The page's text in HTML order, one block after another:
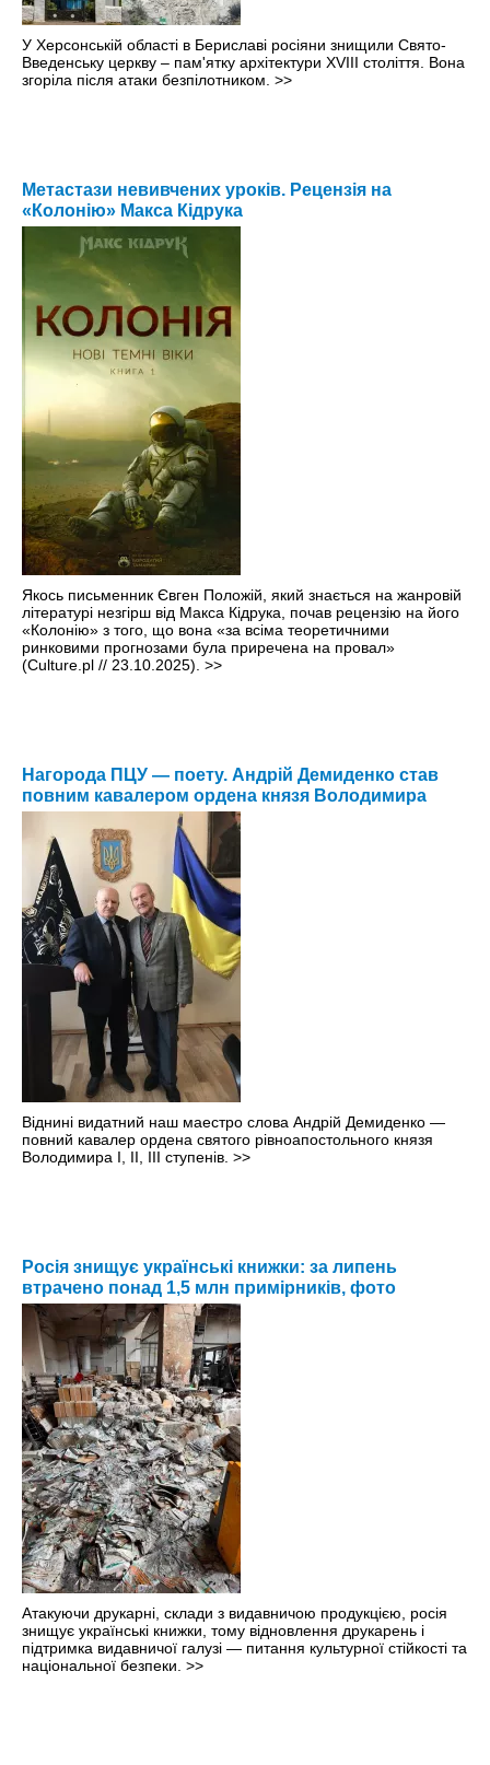
У Херсонській області в Бериславі росіяни знищили Свято-
Введенську церкву – пам'ятку архітектури XVIII століття. Вона
згоріла після атаки безпілотником. >>
Метастази невивчених уроків. Рецензія на
«Колонію» Макса Кідрука
Якось письменник Євген Положій, який знається на жанровій
літературі незгірш від Макса Кідрука, почав рецензію на його
«Колонію» з того, що вона «за всіма теоретичними
ринковими прогнозами була приречена на провал»
(Culture.pl // 23.10.2025). >>
Нагорода ПЦУ — поету. Андрій Демиденко став
повним кавалером ордена князя Володимира
Віднині видатний наш маестро слова Андрій Демиденко —
повний кавалер ордена святого рівноапостольного князя
Володимира І, ІІ, ІІІ ступенів. >>
Росія знищує українські книжки: за липень
втрачено понад 1,5 млн примірників, фото
Атакуючи друкарні, склади з видавничою продукцією, росія
знищує українські книжки, тому відновлення друкарень і
підтримка видавничої галузі — питання культурної стійкості та
національної безпеки. >>